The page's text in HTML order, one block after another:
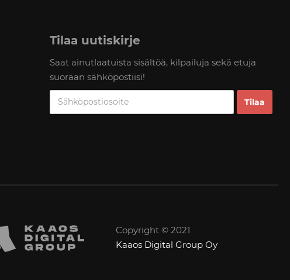
Tilaa uutiskirje
Saat ainutlaatuista sisältöä, kilpailuja sekä etuja
suoraan sähköpostiisi!
Copyright © 2021
Kaaos Digital Group Oy